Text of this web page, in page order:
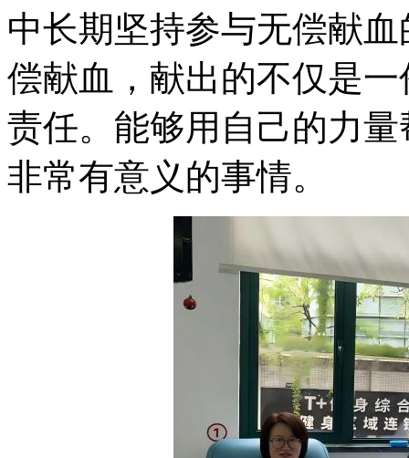
中长期坚持参与无偿献
偿献血，献出的不仅是
责任。能够用自己的力
非常有意义的事情。